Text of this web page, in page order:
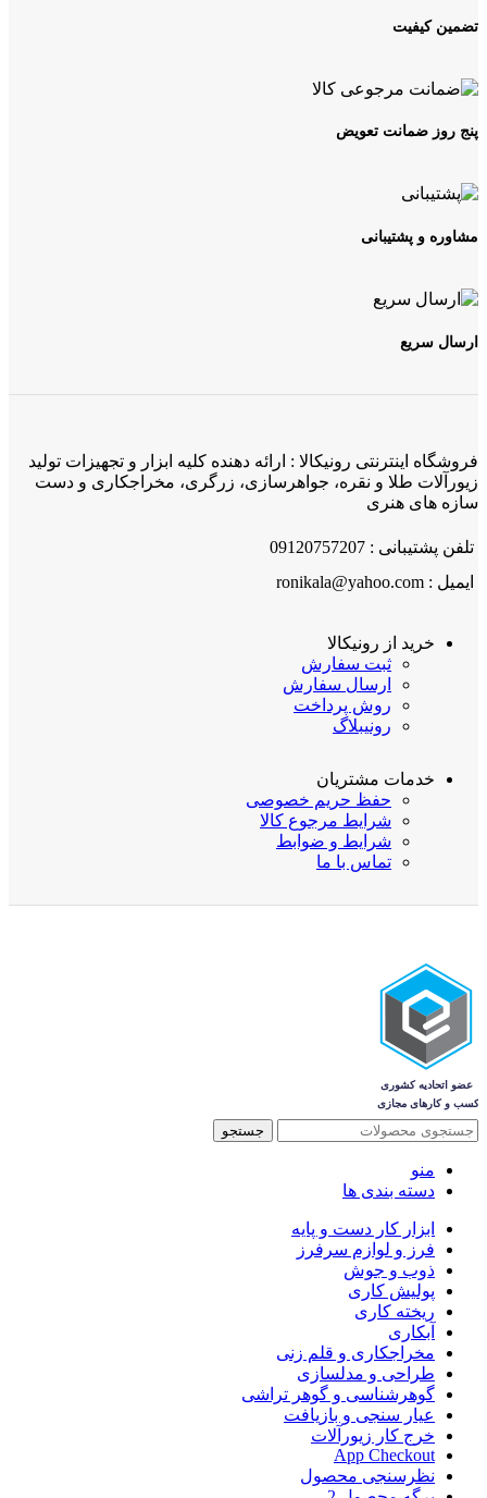
تضمین کیفیت
پنج روز ضمانت تعویض
مشاوره و پشتیبانی
ارسال سریع
فروشگاه اینترنتی رونیکالا : ارائه دهنده کلیه ابزار و تجهیزات تولید
زیورآلات طلا و نقره، جواهرسازی، زرگری، مخراجکاری و دست
سازه های هنری
تلفن پشتیبانی : 09120757207
ایمیل : ronikala@yahoo.com
خرید از رونیکالا
ثبت سفارش
ارسال سفارش
روش پرداخت
رونیبلاگ
خدمات مشتریان
حفظ حریم خصوصی
شرایط مرجوع کالا
شرایط و ضوابط
تماس با ما
جستجو
منو
دسته بندی ها
ابزار کار دست و پایه
فرز و لوازم سرفرز
ذوب و جوش
پولیش کاری
ریخته کاری
آبکاری
مخراجکاری و قلم زنی
طراحی و مدلسازی
گوهرشناسی و گوهر تراشی
عیار سنجی و بازیافت
خرج کار زیورآلات
App Checkout
نظرسنجی محصول